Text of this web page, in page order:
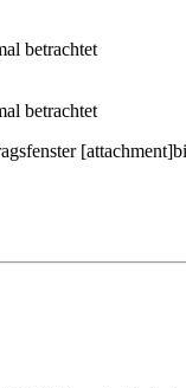
betrachtet
betrachtet